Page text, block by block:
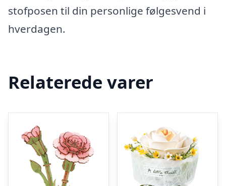
stofposen til din personlige følgesvend i
hverdagen.
Relaterede varer